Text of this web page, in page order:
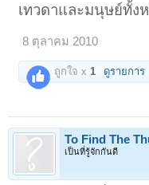
เทวดาและมนุษย์ทั้ง
8 ตุลาคม 2010
ถูกใจ x 1 ดูรายการ
To Find The
เป็นที่รู้จักกันดี